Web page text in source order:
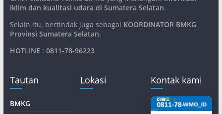
iklim dan kualitasi udara di Sumatera Selatan.
Selain itu, bertindak juga sebagai KOORDINATOR BMKG
Provinsi Sumatera Selatan.
HOTLINE : 0811-78-96223
Tautan
BMKG
Lokasi Kontak kami